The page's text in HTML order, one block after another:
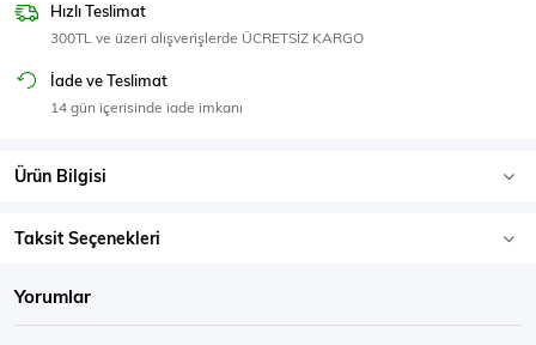
Hızlı Teslimat
300TL ve üzeri alışverişlerde ÜCRETSİZ KARGO
İade ve Teslimat
14 gün içerisinde iade imkanı
Ürün Bilgisi
Taksit Seçenekleri
Yorumlar